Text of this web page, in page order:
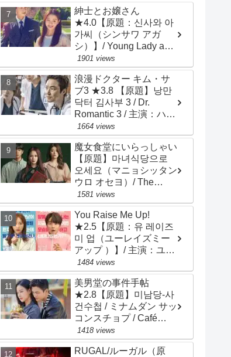
紳士とお嬢さん
★4.0【原題：신사와 아
가씨（シンサワ アガ
シ）】/ Young Lady and
Gentleman / 主演：チ･
ヒョヌ、イ･セヒ
1901 views
浪漫ドクター キム・サ
ブ3 ★3.8 【原題】낭만
닥터 김사부 3 / Dr.
Romantic 3 / 主演：ハ
ン・ソッキュ、アン・ヒ
ョソプ、イ・ソンギョン
1664 views
魔女食堂にいらっしゃい
【原題】마녀식당으로
오세요（マニョシッタン
ウロ オセヨ）/ The
Witch's Diner ★3.2 ソ
ン・ジヒョ、ナム・ジヒ
ョン
1581 views
You Raise Me Up!
★2.5【原題：유 레이즈
미 업（ユーレイズミー
アップ ）】/ 主演：ユ
ン･シユン、アン･ヒヨン
1484 views
美男堂の事件手帖
★2.8【原題】미남당-사
건수첩 / ミナムダン サッ
コンスチョプ / Café
Minamdang / 主演：ソ・
イングク、オ・ヨンソ
1418 views
RUGAL/ルーガル（原